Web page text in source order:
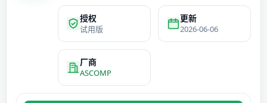
授权
试用版
更新
2026-06-06
厂商
ASCOMP